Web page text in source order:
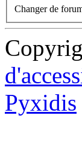
Changer de
Pyxidis